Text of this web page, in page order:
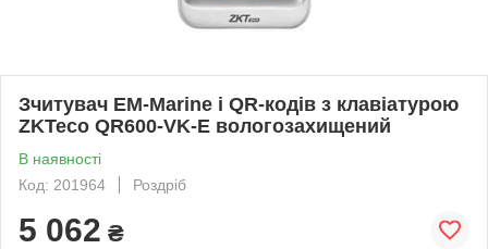
Зчитувач EM-Marine і QR-кодів з клавіатурою
ZKTeco QR600-VK-E вологозахищений
В наявності
Код: 201964
Роздріб
5 062 ₴